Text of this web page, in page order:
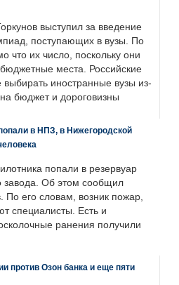
выступил за введение
поступающих в вузы. По
что их число, поскольку они
места. Российские
иностранные вузы из-
бюджет и дороговизны
в НПЗ, в Нижегородской
попали в резервуар
Об этом сообщил
По его словам, возник пожар,
специалисты. Есть и
ранения получили
против Озон банка и еще пяти